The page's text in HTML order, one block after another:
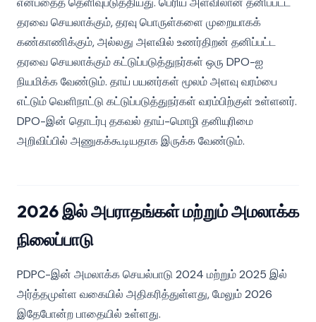
தரவை செயலாக்கும், தரவு பொருள்களை முறையாகக்
கண்காணிக்கும், அல்லது அளவில் உணர்திறன் தனிப்பட்ட
தரவை செயலாக்கும் கட்டுப்படுத்துநர்கள் ஒரு DPO-ஐ
நியமிக்க வேண்டும். தாய் பயனர்கள் மூலம் அளவு வரம்பை
எட்டும் வெளிநாட்டு கட்டுப்படுத்துநர்கள் வரம்பிற்குள் உள்ளனர்.
DPO-இன் தொடர்பு தகவல் தாய்-மொழி தனியுரிமை
அறிவிப்பில் அணுகக்கூடியதாக இருக்க வேண்டும்.
2026 இல் அபராதங்கள் மற்றும் அமலாக்க
நிலைப்பாடு
PDPC-இன் அமலாக்க செயல்பாடு 2024 மற்றும் 2025 இல்
அர்த்தமுள்ள வகையில் அதிகரித்துள்ளது, மேலும் 2026
இதேபோன்ற பாதையில் உள்ளது.